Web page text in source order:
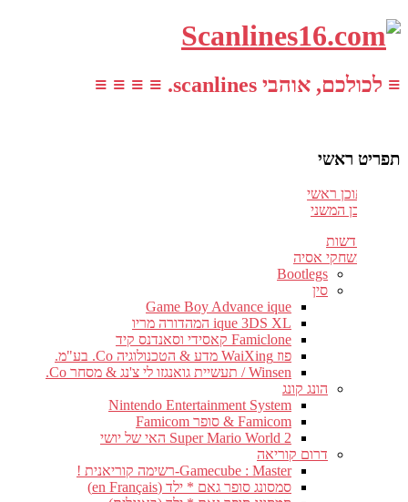
≡ לכולכם, אוהבי scanlines. ≡ ≡ ≡ ≡
תפריט ראשי
עבור לתוכן ראשי
דלג לתוכן המשני
חדשות
משחקי אסיה
Bootlegs
סין
Game Boy Advance ique
ique 3DS XL המהדורה מריו
Famiclone קאסידי וסאנדנס קיד
פוז WaiXing מדע & הטכנולוגיה Co. בע"מ.
Winsen / תעשיית גואנגזו לי צ'נג & מסחר Co.
הונג קונג
Nintendo Entertainment System
Famicom & סופר Famicom
Super Mario World 2 האי של יושי
דרום קוריאה
Gamecube : Master-רשימה קוריאנית !
סמסונג סופר גאם * ילד (en Français)